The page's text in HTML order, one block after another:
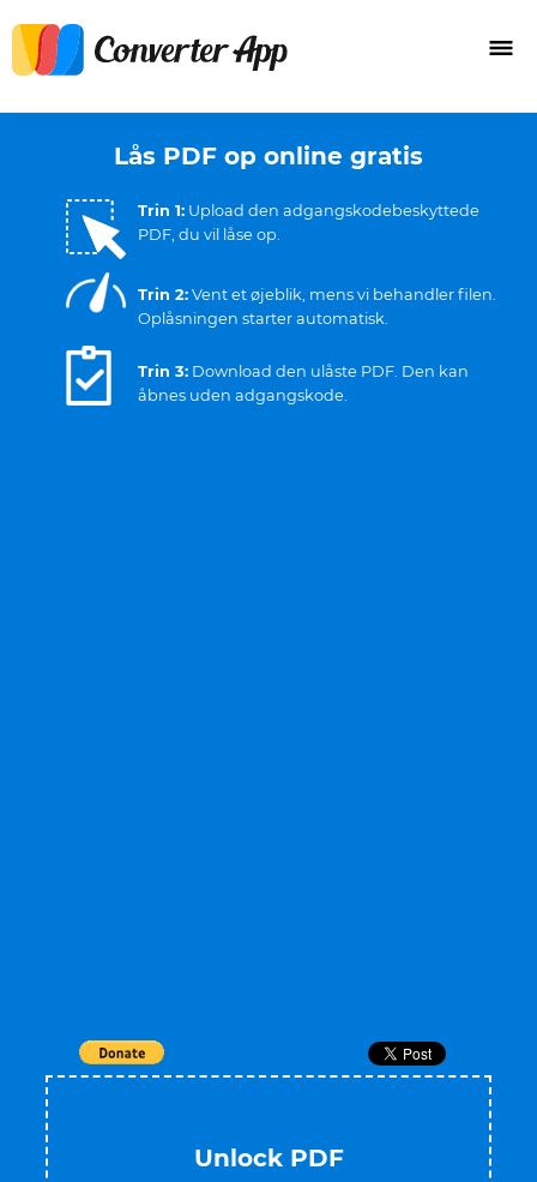
Lås PDF op online gratis
Trin 1: Upload den adgangskodebeskyttede
PDF, du vil låse op.
Trin 2: Vent et øjeblik, mens vi behandler filen.
Oplåsningen starter automatisk.
Trin 3: Download den ulåste PDF. Den kan
åbnes uden adgangskode.
Unlock PDF